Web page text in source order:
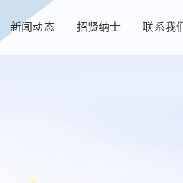
新闻动态 招贤纳士 联系我们